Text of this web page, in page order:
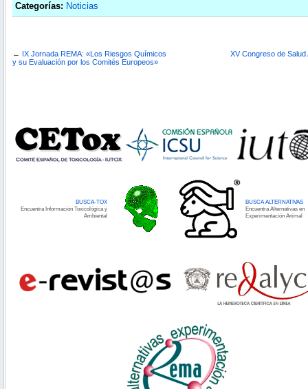
Categorías: Noticias
← IX Jornada REMA: «Los Riesgos Químicos
y su Evaluación por los Comités Europeos»
XV Congreso de Salud
BUSCA-TOX
Encuentra Información Toxicológica y
Ambiental
BUSCA ALTERNATIVAS
Encuentra Alternativas en
Experimentación Animal